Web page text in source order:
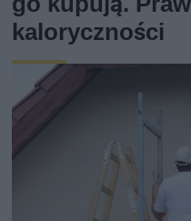
kaloryczności